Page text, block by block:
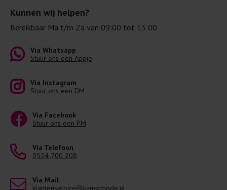
Kunnen wij helpen?
Bereikbaar Ma t/m Za van 09:00 tot 13:00
Via Whatsapp
Stuur ons een Appje
Via Instagram
Stuur ons een DM
Via Facebook
Stuur ons een PM
Via Telefoon
0524 700 208
Via Mail
klantenservice@kamstmode.nl